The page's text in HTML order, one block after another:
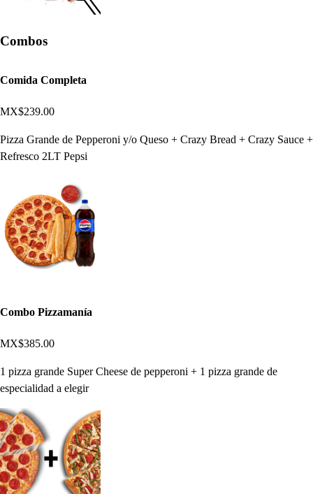
Combos
Comida Completa
MX$239.00
Pizza Grande de Pepperoni y/o Queso + Crazy Bread + Crazy Sauce +
Refresco 2LT Pepsi
Combo Pizzamanía
MX$385.00
1 pizza grande Super Cheese de pepperoni + 1 pizza grande de
especialidad a elegir